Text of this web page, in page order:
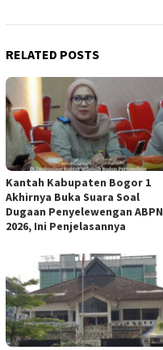
RELATED POSTS
Kantah Kabupaten Bogor 1
Akhirnya Buka Suara Soal
Dugaan Penyelewengan ABPN
2026, Ini Penjelasannya